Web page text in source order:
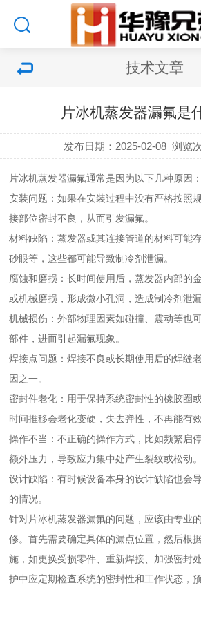
技术文章
片冰机蒸发器漏氟是
发布日期：2025-02-08 浏览
片冰机蒸发器漏氟通常是因为以下几种原因：
安装问题：如果在安装过程中没有严格按照
接部位密封不良，从而引发漏氟。
材料缺陷：蒸发器或其连接管道的材料可能
砂眼等，这些都可能导致制冷剂泄漏。
腐蚀和磨损：长时间使用后，蒸发器内部的
或机械磨损，形成微小孔洞，造成制冷剂泄漏
机械损伤：外部物理因素如碰撞、震动等也
部件，进而引起漏氟现象。
焊接点问题：焊接不良或长期使用后的焊缝
因之一。
密封件老化：用于保持系统密封性的橡胶圈
时间推移会老化变硬，失去弹性，不再能有
操作不当：不正确的操作方式，比如频繁启
额外压力，导致应力集中处产生裂纹或松动。
设计缺陷：有时候设备本身的设计缺陷也会
的情况。
针对片冰机蒸发器漏氟的问题，应该由专业
修。首先需要确定具体的漏点位置，然后根
施，如更换受损零件、重新焊接、加强密封
护中应定期检查系统的密封性和工作状态，